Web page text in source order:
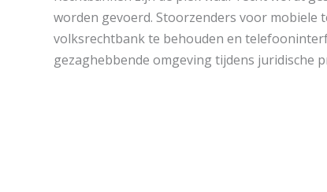
worden gevoerd. Stoorzenders voor mobiele
volksrechtbank te behouden en
gezaghebbende omgeving tijdens juridische